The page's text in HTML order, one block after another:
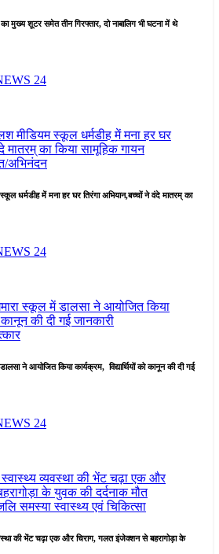
मुख्य शूटर समेत तीन गिरफ्तार, दो नाबालिग भी घटना में थे
24
अभिनंदन
धर्मडीह में मना हर घर तिरंगा अभियान,बच्चों ने वंदे मातरम् का
24
ने आयोजित किया कार्यक्रम, विद्यार्थियों को कानून की दी गई
24
समस्यास्वास्थ्य एवं चिकित्सा
की भेंट चढ़ा एक और चिराग, गलत इंजेक्शन से बहरागोड़ा के